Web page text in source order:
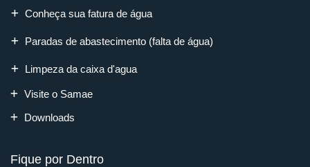
Conheça sua fatura de água
Paradas de abastecimento (falta de água)
Limpeza da caixa d'agua
Visite o Samae
Downloads
Fique por Dentro